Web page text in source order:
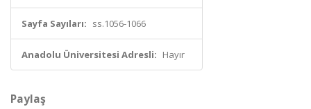
Sayfa Sayıları: ss.1056-1066
Anadolu Üniversitesi Adresli: Hayır
Paylaş